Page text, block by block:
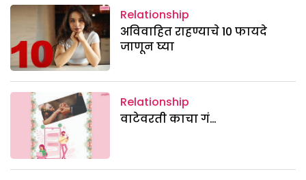
Relationship
अविवाहित राहण्याचे 10 फायदे
जाणून घ्या
Relationship
वाटेवरती काचा गं…